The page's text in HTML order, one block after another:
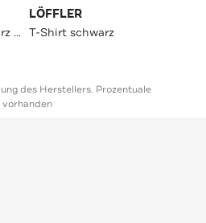
Short JOHN 99W0_schwarz Tapered
LÖFFLER
T-Shirt schwarz
des Herstellers. Prozentuale
vorhanden